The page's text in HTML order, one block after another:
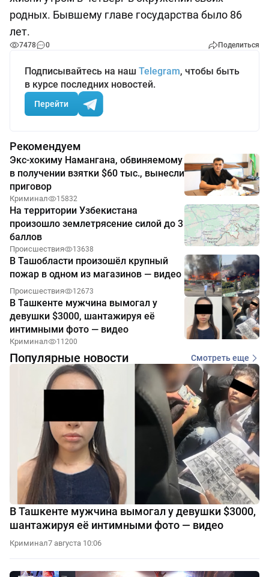
родных. Бывшему главе государства было 86
лет.
7478 0 Поделиться
Подписывайтесь на наш Telegram, чтобы быть
в курсе последних новостей.
Перейти
Рекомендуем
Экс-хокиму Намангана, обвиняемому
в получении взятки $60 тыс., вынесли
приговор
Криминал 15832
На территории Узбекистана
произошло землетрясение силой до 3
баллов
Происшествия 13638
В Ташобласти произошёл крупный
пожар в одном из магазинов — видео
Происшествия 12673
В Ташкенте мужчина вымогал у
девушки $3000, шантажируя её
интимными фото — видео
Криминал 11200
Популярные новости Смотреть еще
В Ташкенте мужчина вымогал у девушки $3000,
шантажируя её интимными фото — видео
Криминал7 августа 10:06